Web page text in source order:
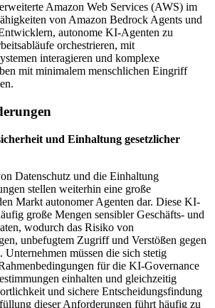
Amazon Web Services (AWS) im
von Amazon Bedrock Agents und
autonome KI-Agenten zu
orchestrieren, mit
interagieren und komplexe
mit minimalem menschlichen Eingriff
und Einhaltung gesetzlicher
Datenschutz und die Einhaltung
stellen weiterhin eine große
Markt autonomer Agenten dar. Diese KI-
große Mengen sensibler Geschäfts- und
wodurch das Risiko von
unbefugtem Zugriff und Verstößen gegen
Unternehmen müssen die sich stetig
für die KI-Governance
einhalten und gleichzeitig
und sichere Entscheidungsfindung
dieser Anforderungen führt häufig zu